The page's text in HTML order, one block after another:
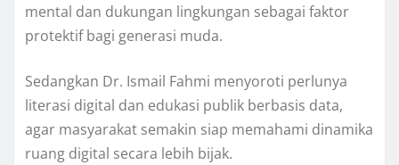
mental dan dukungan lingkungan sebagai faktor
protektif bagi generasi muda.
Sedangkan Dr. Ismail Fahmi menyoroti perlunya
literasi digital dan edukasi publik berbasis data,
agar masyarakat semakin siap memahami dinamika
ruang digital secara lebih bijak.